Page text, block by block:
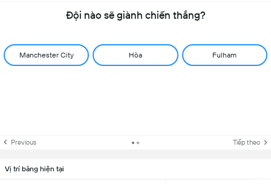
Đội nào sẽ giành chiến thắng?
Manchester City Hòa Fulham
Previous Tiếp theo
Vị trí bảng hiện tại